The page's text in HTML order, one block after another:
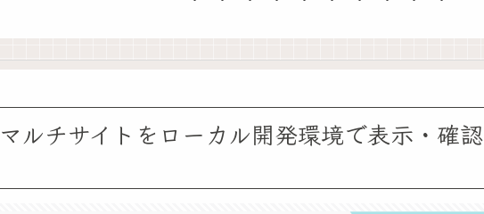
ルチサイトをローカル開発環境で表示・確認